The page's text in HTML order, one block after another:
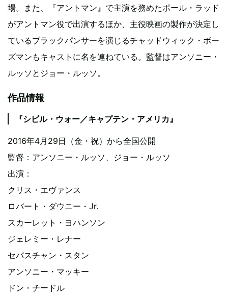
場。また、『アントマン』で主演を務めたポール・ラッド
がアントマン役で出演するほか、主役映画の製作が決定し
ているブラックパンサーを演じるチャッドウィック・ボー
ズマンもキャストに名を連ねている。監督はアンソニー・
ルッソとジョー・ルッソ。
作品情報
『シビル・ウォー／キャプテン・アメリカ』
2016年4月29日（金・祝）から全国公開
監督：アンソニー・ルッソ、ジョー・ルッソ
出演：
クリス・エヴァンス
ロバート・ダウニー・Jr.
スカーレット・ヨハンソン
ジェレミー・レナー
セバスチャン・スタン
アンソニー・マッキー
ドン・チードル